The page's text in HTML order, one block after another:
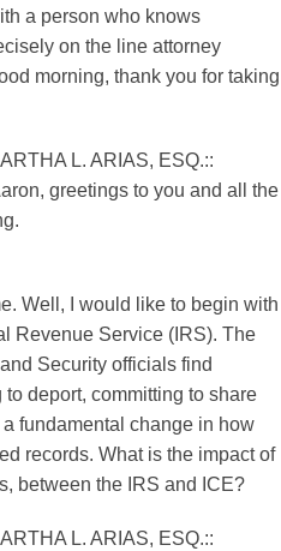
a person who knows
on the line attorney
morning, thank you for taking
L. ARIAS, ESQ.::
greetings to you and all the
Well, I would like to begin with
Revenue Service (IRS). The
Security officials find
deport, committing to share
fundamental change in how
records. What is the impact of
between the IRS and ICE?
L. ARIAS, ESQ.::